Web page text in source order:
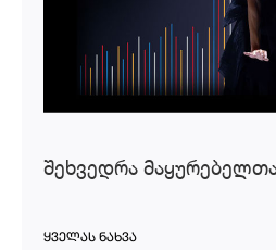
შეხვედრა
ᲧᲕᲔᲚᲐᲡ ᲜᲐᲮᲕᲐ